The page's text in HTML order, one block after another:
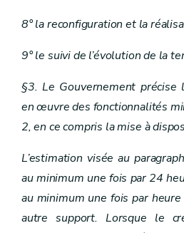
8° la reconfiguration et la
9° le suivi de l’évolution de la
§3. Le Gouvernement
en œuvre des fonctionnalités
2, en ce compris la mise à
L’estimation visée au
au minimum une fois par 24
au minimum une fois par
autre support. Lorsque le